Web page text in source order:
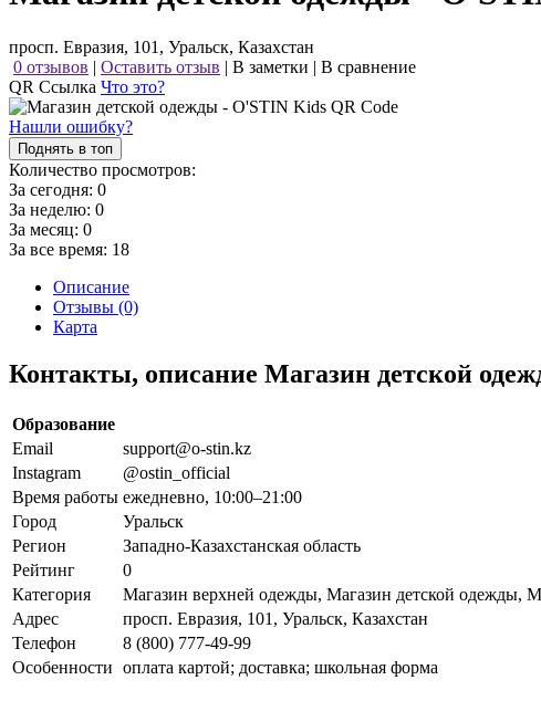
просп. Евразия, 101, Уральск, Казахстан
0 отзывов | Оставить отзыв | В заметки | В сравнение
QR Ссылка Что это?
Нашли ошибку?
Поднять в топ
Количество просмотров:
За сегодня: 0
За неделю: 0
За месяц: 0
За все время: 18
Описание
Отзывы (0)
Карта
Контакты, описание Магазин детской
Образование
Email
support@o-stin.kz
Instagram
@ostin_official
Время работы ежедневно, 10:00–21:00
Город
Уральск
Регион
Западно-Казахстанская область
Рейтинг
0
Категория
Магазин верхней одежды, Магазин детской одежды,
Адрес
просп. Евразия, 101, Уральск, Казахстан
Телефон
8 (800) 777-49-99
Особенности оплата картой; доставка; школьная форма